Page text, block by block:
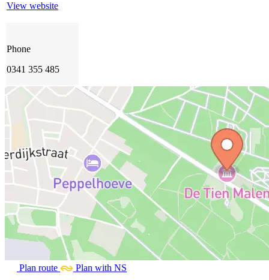
View website
Phone
0341 355 485
Plan route Plan with NS